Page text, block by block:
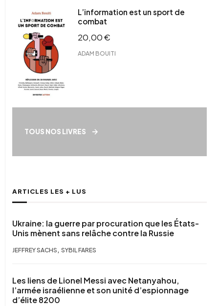
L’information est un sport de
combat
20,00€
ADAM BOUITI
TOUS NOS LIVRES
ARTICLES LES + LUS
Ukraine: la guerre par procuration que les États-
Unis mènent sans relâche contre la Russie
JEFFREY SACHS, SYBIL FARES
Les liens de Lionel Messi avec Netanyahou,
l’armée israélienne et son unité d’espionnage
d’élite 8200